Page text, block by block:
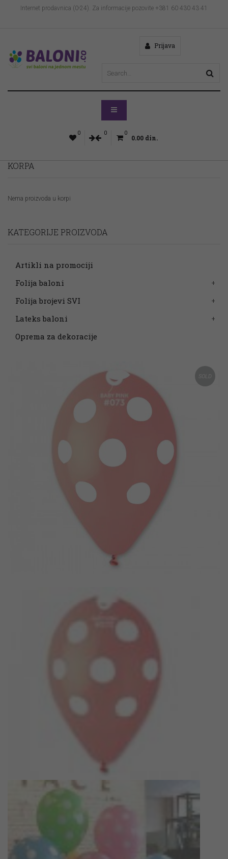
Internet prodavnica (0-24). Za informacije pozovite +381 60 430 43 41
Prijava
0 0 0
0.00 din.
KORPA
Nema proizvoda u korpi
KATEGORIJE PROIZVODA
Artikli na promociji
Folija baloni
Folija brojevi SVI
Lateks baloni
Oprema za dekoracije
SOLD